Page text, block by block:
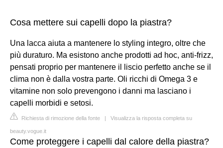
Cosa mettere sui capelli dopo la piastra?
Una lacca aiuta a mantenere lo styling integro, oltre che
più duraturo. Ma esistono anche prodotti ad hoc, anti-frizz,
pensati proprio per mantenere il liscio perfetto anche se il
clima non è dalla vostra parte. Oli ricchi di Omega 3 e
vitamine non solo prevengono i danni ma lasciano i
capelli morbidi e setosi.
Richiesta di rimozione della fonte | Visualizza la risposta completa su
beauty.vogue.it
Come proteggere i capelli dal calore della piastra?